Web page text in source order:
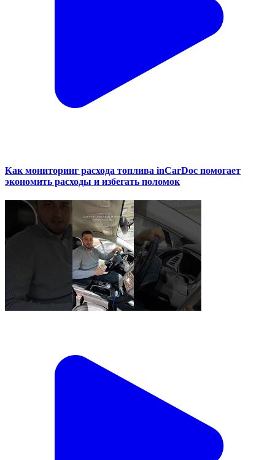
Как мониторинг расхода топлива inCarDoc помогает
экономить расходы и избегать поломок